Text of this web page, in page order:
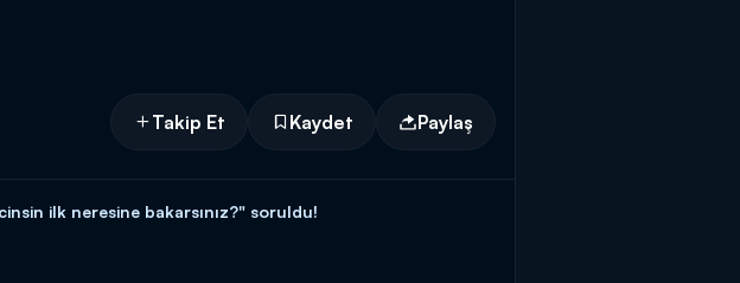
Takip Et Kaydet Paylaş
ilk neresine bakarsınız?" soruldu!